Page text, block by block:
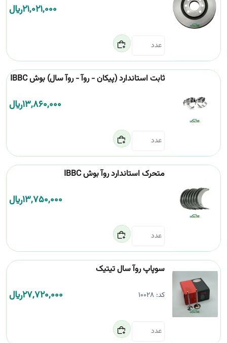
21,021,000﷼
ثابت استاندارد (پیکان - روآ - روآ سال) بوش IBBC
13,860,000﷼
متحرک استاندارد روآ بوش IBBC
13,750,000﷼
سوپاپ روآ سال تیتیک
کد:10028
27,720,000﷼